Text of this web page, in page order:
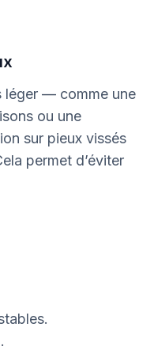
léger — comme une
ou une
sur pieux vissés
permet d’éviter